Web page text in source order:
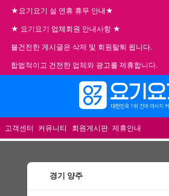
★요기요기 설 연휴 휴무 안내★
★ 요기요기 업체회원 안내사항 ★
불건전한 게시글은 삭제 및 회원탈퇴 됩니다.
합법적이고 건전한 업체와 광고를 제휴합니다.
고객센터 커뮤니티 회원게시판 제휴안내
경기 양주